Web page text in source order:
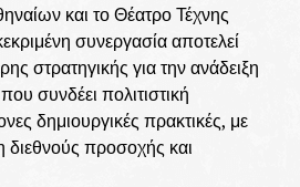
και το Θέατρο Τέχνης
συνεργασία αποτελεί
στρατηγικής για την ανάδειξη
συνδέει πολιτιστική
δημιουργικές πρακτικές, με
προσοχής και